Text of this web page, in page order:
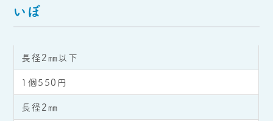
いぼ
長径2㎜以下
1個550円
長径2㎜